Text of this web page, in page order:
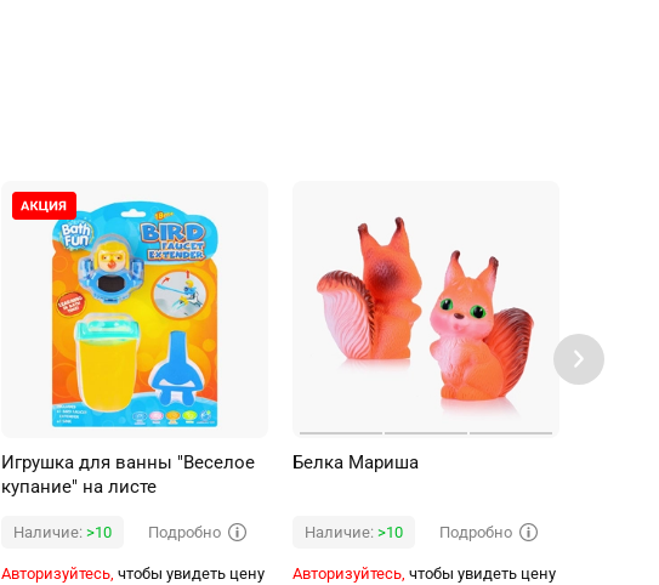
Игрушка для ванны "Веселое
купание" на листе
Наличие: >10 Подробно
Авторизуйтесь, чтобы увидеть цену
Белка Мариша
Наличие: >10 Подробно
Авторизуйтесь, чтобы увидеть цену